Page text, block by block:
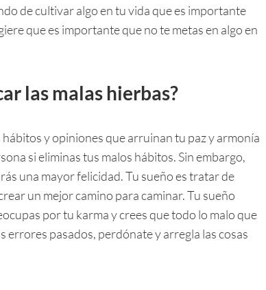
de cultivar algo en tu vida que es importante
que es importante que no te metas en algo en
las malas hierbas?
y opiniones que arruinan tu paz y armonía
si eliminas tus malos hábitos. Sin embargo,
una mayor felicidad. Tu sueño es tratar de
un mejor camino para caminar. Tu sueño
por tu karma y crees que todo lo malo que
errores pasados, perdónate y arregla las cosas